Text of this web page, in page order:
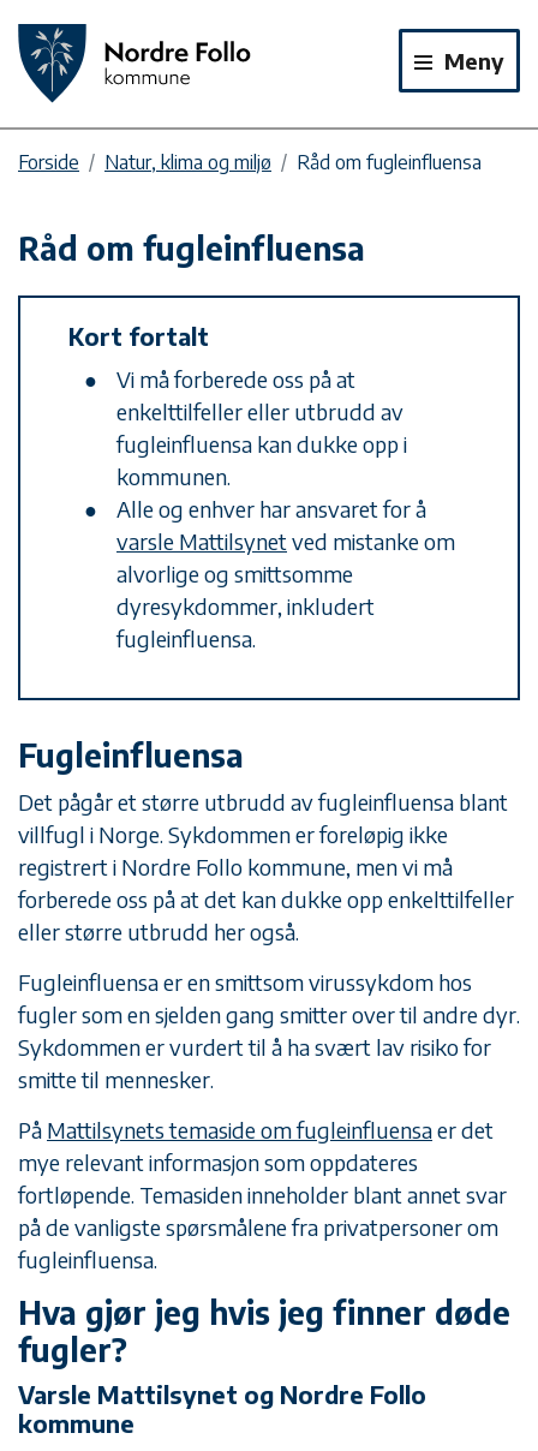
Meny
Forside Natur, klima og miljø Råd om fugleinfluensa
Råd om fugleinfluensa
Kort fortalt
Vi må forberede oss på at
enkelttilfeller eller utbrudd av
fugleinfluensa kan dukke opp i
kommunen.
Alle og enhver har ansvaret for å
varsle Mattilsynet ved mistanke om
alvorlige og smittsomme
dyresykdommer, inkludert
fugleinfluensa.
Fugleinfluensa
Det pågår et større utbrudd av fugleinfluensa blant
villfugl i Norge. Sykdommen er foreløpig ikke
registrert i Nordre Follo kommune, men vi må
forberede oss på at det kan dukke opp enkelttilfeller
eller større utbrudd her også.
Fugleinfluensa er en smittsom virussykdom hos
fugler som en sjelden gang smitter over til andre dyr.
Sykdommen er vurdert til å ha svært lav risiko for
smitte til mennesker.
På Mattilsynets temaside om fugleinfluensaer det
mye relevant informasjon som oppdateres
fortløpende. Temasiden inneholder blant annet svar
på de vanligste spørsmålene fra privatpersoner om
fugleinfluensa.
Hva gjør jeg hvis jeg finner døde
fugler?
Varsle Mattilsynet og Nordre Follo
kommune